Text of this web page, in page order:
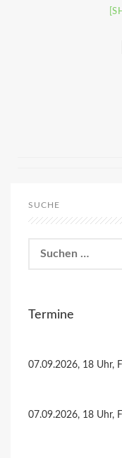
SUCHE
nach:
Termine
07.09.2026, 18 Uhr,
07.09.2026, 18 Uhr,